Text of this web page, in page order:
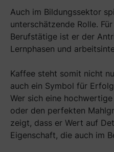
Auch im Bildungssektor
unterschätzende Rolle.
Berufstätige ist er der
Lernphasen und
Kaffee steht somit nicht
auch ein Symbol für
Wer sich eine
oder den perfekten
zeigt, dass er Wert auf
Eigenschaft, die auch im